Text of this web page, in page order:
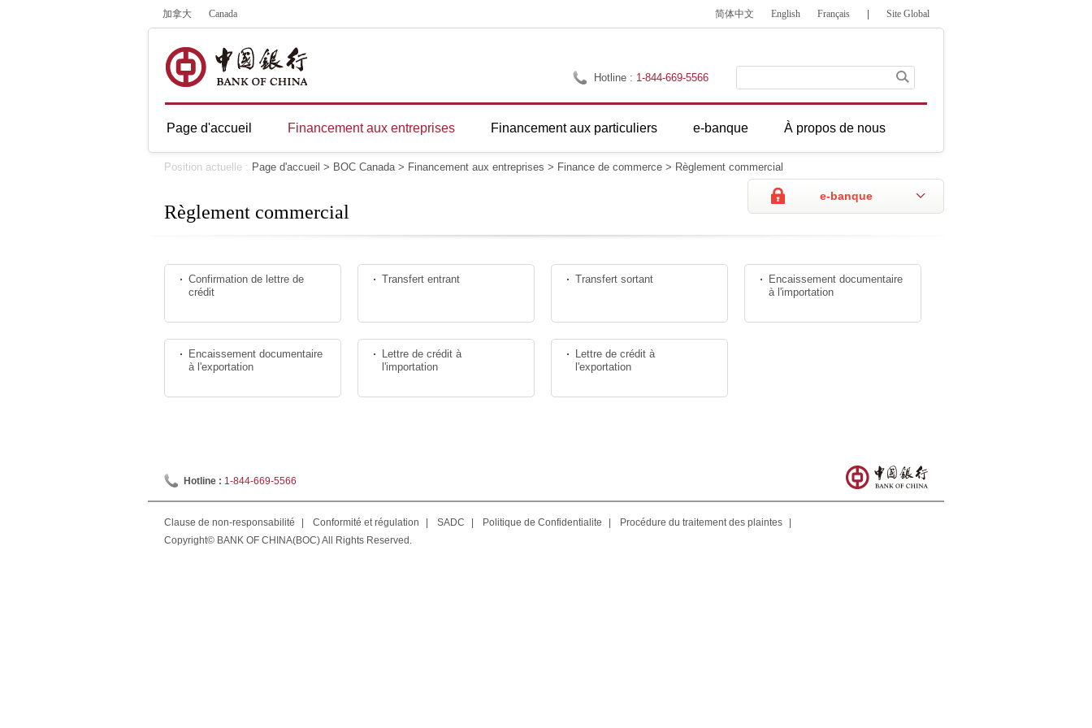
加拿大 Canada 简体中文 English Français Site Global
Hotline : 1-844-669-5566
Page d'accueil Financement aux entreprises Financement aux particuliers e-banque À propos de nous
Position actuelle : Page d'accueil > BOC Canada> Financement aux entreprises > Finance de commerce > Règlement commercial
Règlement commercial
e-banque
Confirmation de lettre de
crédit
Transfert entrant Transfert sortant
Encaissement documentaire
à l'importation
Encaissement documentaire
à l'exportation
Lettre de crédit à
l'importation
Lettre de crédit à
l'exportation
Hotline : 1-844-669-5566
Clause de non-responsabilité Conformité et régulation SADC Politique de Confidentialite Procédure du traitement des plaintes
Copyright© BANK OF CHINA(BOC) All Rights Reserved.